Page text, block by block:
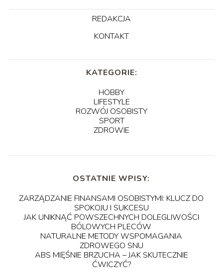
REDAKCJA
KONTAKT
KATEGORIE:
HOBBY
LIFESTYLE
ROZWÓJ OSOBISTY
SPORT
ZDROWIE
OSTATNIE WPISY:
ZARZĄDZANIE FINANSAMI OSOBISTYMI: KLUCZ DO
SPOKOJU I SUKCESU
JAK UNIKNĄĆ POWSZECHNYCH DOLEGLIWOŚCI
BÓLOWYCH PLECÓW
NATURALNE METODY WSPOMAGANIA
ZDROWEGO SNU
ABS MIĘŚNIE BRZUCHA – JAK SKUTECZNIE
ĆWICZYĆ?